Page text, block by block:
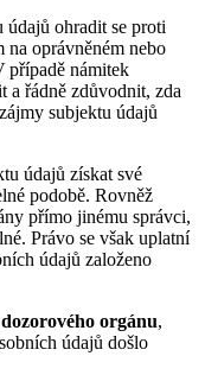
údajů ohradit se proti
na oprávněném nebo
případě námitek
a řádně zdůvodnit, zda
subjektu údajů
údajů získat své
podobě. Rovněž
přímo jinému správci,
Právo se však uplatní
údajů založeno
orgánu,
údajů došlo